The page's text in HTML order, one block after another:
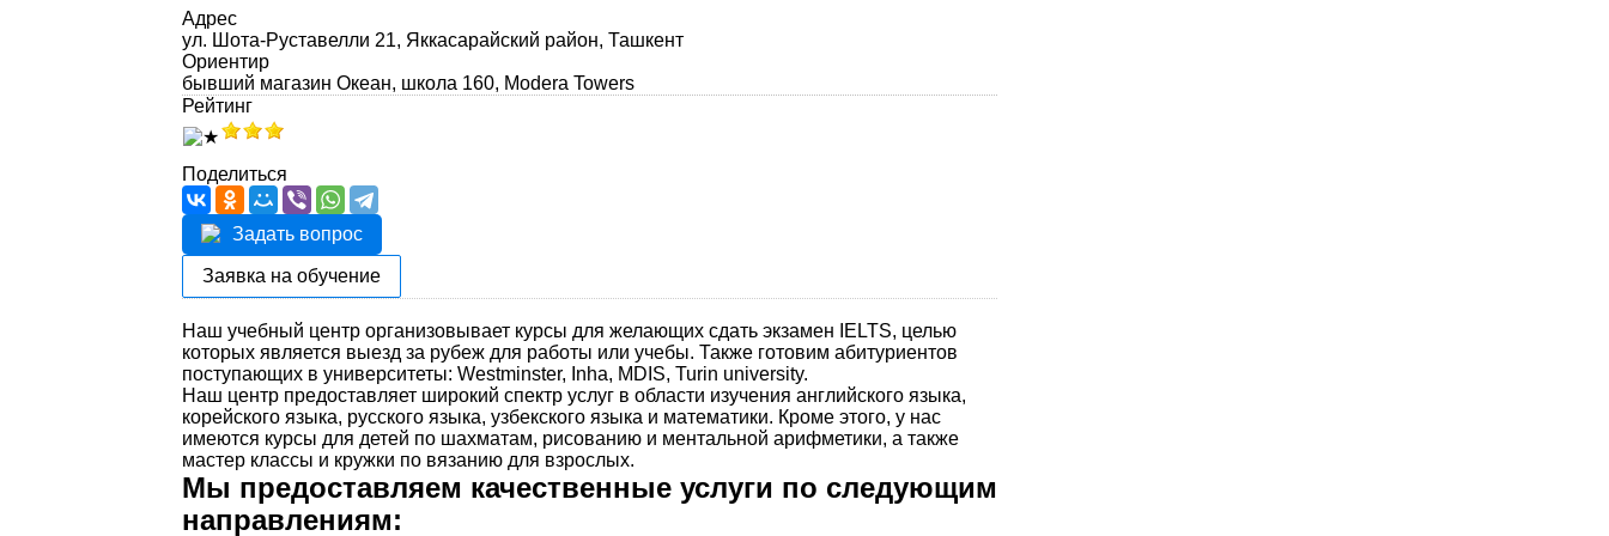
Адрес
ул. Шота-Руставелли 21, Яккасарайский район, Ташкент
Ориентир
бывший магазин Океан, школа 160, Modera Towers
Рейтинг
Поделиться
Задать вопрос
Заявка на обучение
Наш учебный центр организовывает курсы для желающих сдать экзамен IELTS, целью
которых является выезд за рубеж для работы или учебы. Также готовим абитуриентов
поступающих в университеты: Westminster, Inha, MDIS, Turin university.
Наш центр предоставляет широкий спектр услуг в области изучения английского языка,
корейского языка, русского языка, узбекского языка и математики. Кроме этого, у нас
имеются курсы для детей по шахматам, рисованию и ментальной арифметики, а также
мастер классы и кружки по вязанию для взрослых.
Мы предоставляем качественные услуги по следующим
направлениям: